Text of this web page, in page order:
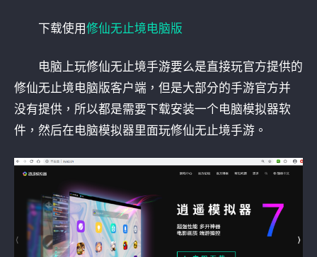
下载使用修仙无止境电脑版
电脑上玩修仙无止境手游要么是直接玩官方提供的
修仙无止境电脑版客户端，但是大部分的手游官方并
没有提供，所以都是需要下载安装一个电脑模拟器软
件，然后在电脑模拟器里面玩修仙无止境手游。